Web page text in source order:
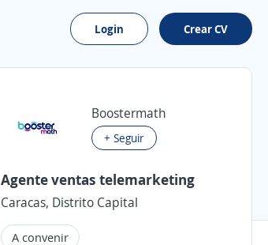
Login Crear CV
Boostermath
+ Seguir
Agente ventas telemarketing
Caracas, Distrito Capital
A convenir